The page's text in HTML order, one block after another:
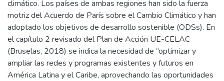
climático. Los países de ambas regiones han sido la fuerza
motriz del Acuerdo de París sobre el Cambio Climático y han
adoptado los objetivos de desarrollo sostenible (ODSs). En
el capítulo 2 revisado del Plan de Acción UE-CELAC
(Bruselas, 2018) se indica la necesidad de “optimizar y
ampliar las redes y programas existentes y futuros en
América Latina y el Caribe, aprovechando las oportunidades